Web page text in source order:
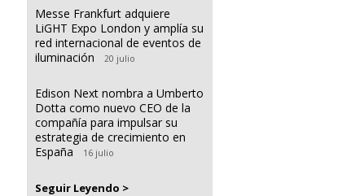
Messe Frankfurt adquiere
LiGHT Expo London y amplía su
red internacional de eventos de
iluminación
20 julio
Edison Next nombra a Umberto
Dotta como nuevo CEO de la
compañía para impulsar su
estrategia de crecimiento en
España
16 julio
Seguir Leyendo >